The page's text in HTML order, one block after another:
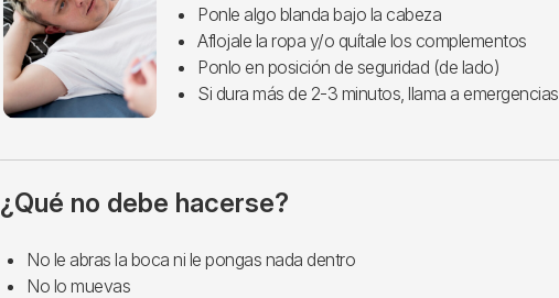
Ponle algo blanda bajo la cabeza
Aflojale la ropa y/o quítale los complementos
Ponlo en posición de seguridad (de lado)
Si dura más de 2-3 minutos, llama a emergencias
¿Qué no debe hacerse?
No le abras la boca ni le pongas nada dentro
No lo muevas